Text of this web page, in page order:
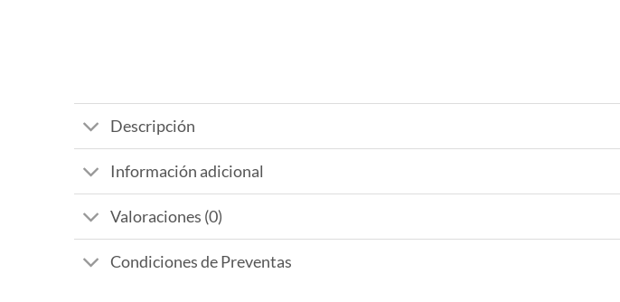
Descripción
Información adicional
Valoraciones (0)
Condiciones de Preventas